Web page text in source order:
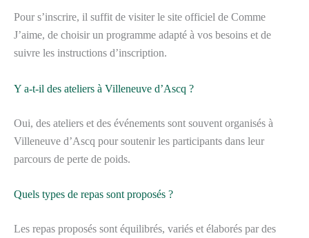
Pour s’inscrire, il suffit de visiter le site officiel de Comme
J’aime, de choisir un programme adapté à vos besoins et de
suivre les instructions d’inscription.
Y a-t-il des ateliers à Villeneuve d’Ascq ?
Oui, des ateliers et des événements sont souvent organisés à
Villeneuve d’Ascq pour soutenir les participants dans leur
parcours de perte de poids.
Quels types de repas sont proposés ?
Les repas proposés sont équilibrés, variés et élaborés par des